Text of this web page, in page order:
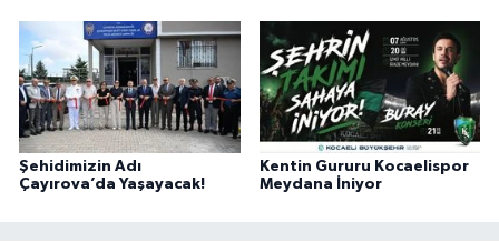
Şehidimizin Adı
Çayırova’da Yaşayacak!
Kentin Gururu Kocaelispor
Meydana İniyor